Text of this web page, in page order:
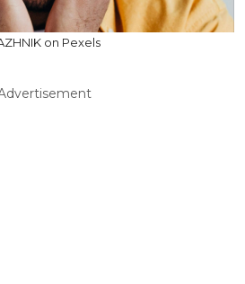
on Pexels